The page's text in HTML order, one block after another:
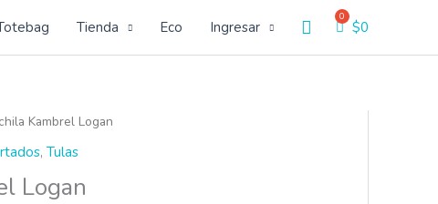
Tienda Eco Ingresar Buscar$0
Kambrel Logan
, Tulas
Logan